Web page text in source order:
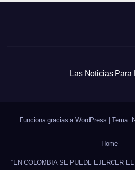
Las Noticias Para
Funciona gracias a WordPress Tema:
Home
“EN COLOMBIA SE PUEDE EJERCER